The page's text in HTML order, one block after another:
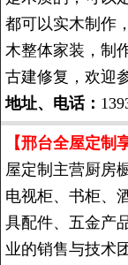
都可以实木制作
木整体家装，制
古建修复，欢迎
地址、电话：
【邢台全屋定制
屋定制主营厨房
电视柜、书柜、
具配件、五金产
业的销售与技术